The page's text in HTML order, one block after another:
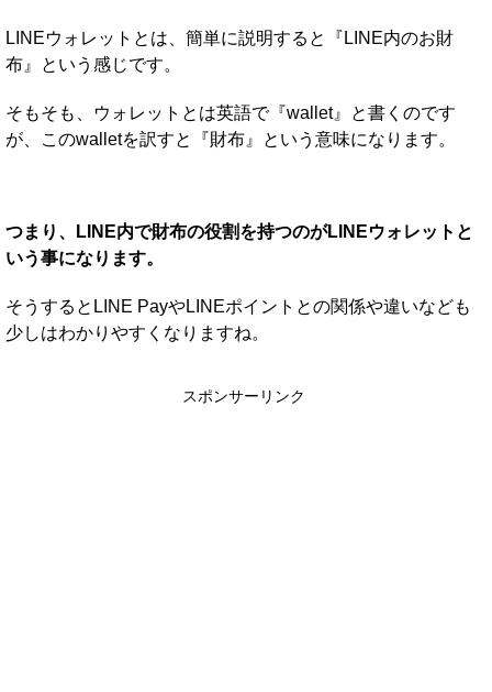
LINEウォレットとは、簡単に説明すると『LINE内のお財
布』という感じです。
そもそも、ウォレットとは英語で『wallet』と書くのです
が、このwalletを訳すと『財布』という意味になります。
つまり、LINE内で財布の役割を持つのがLINEウォレットと
いう事になります。
そうするとLINE PayやLINEポイントとの関係や違いなども
少しはわかりやすくなりますね。
スポンサーリンク